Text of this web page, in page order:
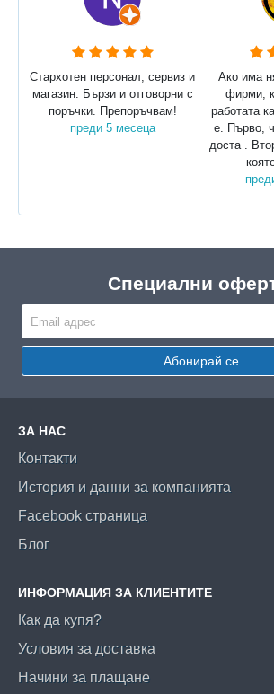
Стархотен персонал, сервиз и
магазин. Бързи и отговорни с
поръчки. Препоръчвам!
преди 5 месеца
Ако има
фирми,
работата
е. Първо,
доста .
Специални
Абонирай се
ЗА НАС
Контакти
История и данни за компанията
Facebook страница
Блог
ИНФОРМАЦИЯ ЗА КЛИЕНТИТЕ
Как да купя?
Условия за доставка
Начини за плащане